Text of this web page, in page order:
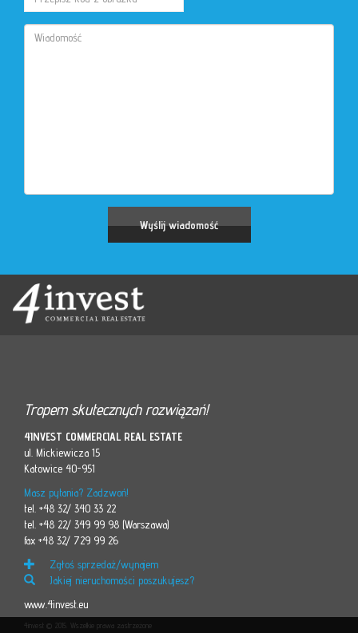
Tropem skutecznych rozwiązań!
4INVEST COMMERCIAL REAL ESTATE
ul. Mickiewicza 15
Katowice 40-951
Masz pytania? Zadzwoń!
tel. +48 32/ 340 33 22
tel. +48 22/ 349 99 98 (Warszawa)
fax +48 32/ 729 99 26
Zgłoś sprzedaż/wynajem
Jakiej nieruchomości poszukujesz?
www.4invest.eu
4invest © 2015. Wszelkie prawa zastrzeżone